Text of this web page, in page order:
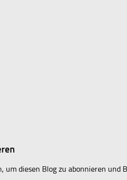
um diesen Blog zu abonnieren